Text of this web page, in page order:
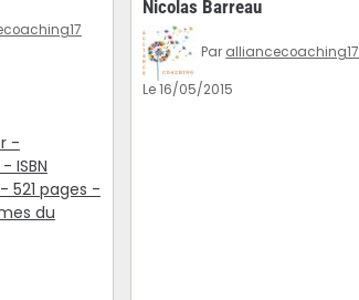
-
ISBN
521 pages -
du
Nicolas Barreau
Par alliancecoaching17
Le 16/05/2015